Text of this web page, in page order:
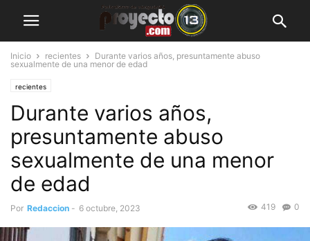
Inicio recientes
Durante varios años, presuntamente abuso
sexualmente de una menor de edad
recientes
Durante varios años,
presuntamente abuso
sexualmente de una menor
de edad
Por Redaccion - 6 octubre, 2023 0
419